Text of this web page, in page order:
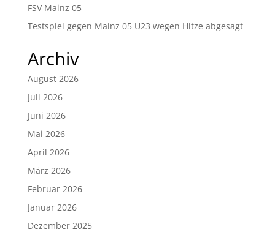
FSV Mainz 05
Testspiel gegen Mainz 05 U23 wegen Hitze abgesagt
Archiv
August 2026
Juli 2026
Juni 2026
Mai 2026
April 2026
März 2026
Februar 2026
Januar 2026
Dezember 2025